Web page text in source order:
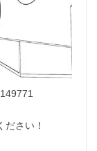
さい！